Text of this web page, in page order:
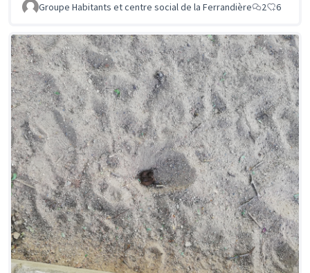
Groupe Habitants et centre social de la Ferrandière
2 6